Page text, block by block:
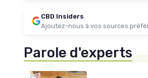
CBD Insiders
Ajoutez-nous à vos sources
Parole d'experts